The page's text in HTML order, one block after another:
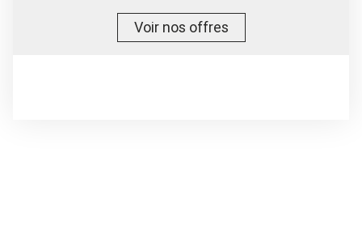
Voir nos offres